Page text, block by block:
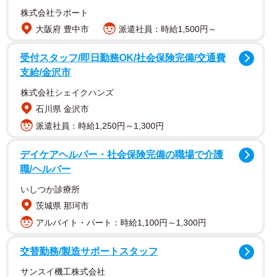
ドン！と大胆な肉厚のいか焼き！（ボンクレ台湾さん提供）
株式会社ラポート
大阪府 豊中市
派遣社員：時給1,500円～
受付スタッフ/即日勤務OK/社会保険完備/交通費
支給/金沢市
株式会社シェイクハンズ
石川県 金沢市
派遣社員：時給1,250円～1,300円
デイケアヘルパー・社会保険完備の職場で介護
職/ヘルパー
いしつか診療所
茨城県 那珂市
アルバイト・パート：時給1,100円～1,300円
交替勤務/製造サポートスタッフ
サンスイ機工株式会社